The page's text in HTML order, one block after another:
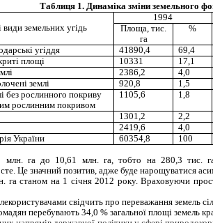
Таблиця 1. Динаміка зміни земельного
види земельних угідь
1994
Площа, тис.
га
%
угіддя 41890,4 69,4
площі
10331 17,1
2386,2 4,0
землі
920,8 1,5
без рослинного покриву
рослинним покривом
1105,6 1,8
1301,2 2,2
2419,6 4,0
України
60354,8 100
млн. га до 10,61 млн. га, тобто на 280,3 тис.
Це значний позитив, адже буде нарощуватися
станом на 1 січня 2012 року. Враховуючи
свідчить про переважання земель
перебувають 34,0 % загальної площі земель